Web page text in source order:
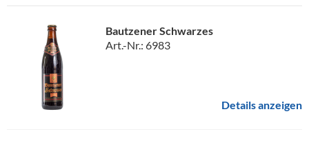
Bautzener Schwarzes
Art.-Nr.: 6983
Details anzeigen